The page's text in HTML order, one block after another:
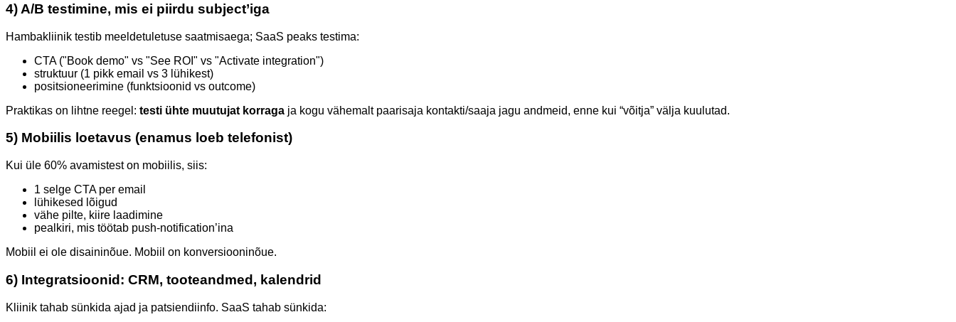
4) A/B testimine, mis ei piirdu subject’iga
Hambakliinik testib meeldetuletuse saatmisaega; SaaS peaks testima:
CTA ("Book demo" vs "See ROI" vs "Activate integration")
struktuur (1 pikk email vs 3 lühikest)
positsioneerimine (funktsioonid vs outcome)
Praktikas on lihtne reegel: testi ühte muutujat korraga ja kogu vähemalt paarisaja kontakti/saaja jagu andmeid, enne kui “võitja” välja kuulutad.
5) Mobiilis loetavus (enamus loeb telefonist)
Kui üle 60% avamistest on mobiilis, siis:
1 selge CTA per email
lühikesed lõigud
vähe pilte, kiire laadimine
pealkiri, mis töötab push-notification’ina
Mobiil ei ole disaininõue. Mobiil on konversiooninõue.
6) Integratsioonid: CRM, tooteandmed, kalendrid
Kliinik tahab sünkida ajad ja patsiendiinfo. SaaS tahab sünkida: